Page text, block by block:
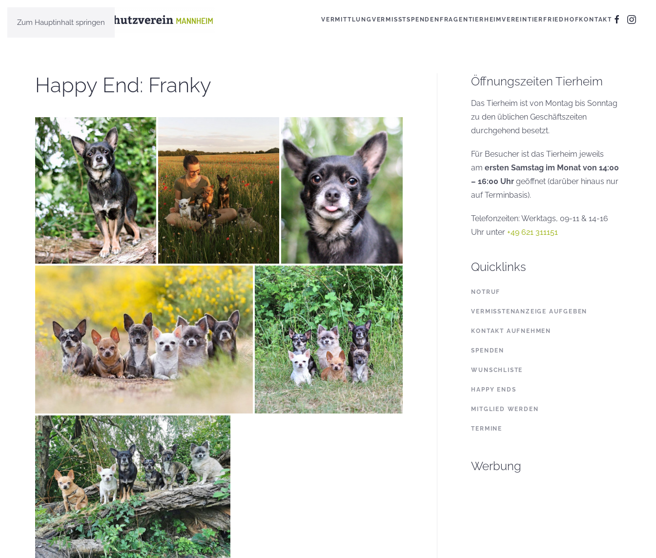
Zum Hauptinhalt springen VERMITTLUNGVERMISSTSPENDEN FRAGENTIERHEIMVEREINTIERFRIEDHOFKONTAKT
Happy End: Franky Öffnungszeiten Tierheim
Das Tierheim ist von Montag bis Sonntag
zu den üblichen Geschäftszeiten
durchgehend besetzt.
Für Besucher ist das Tierheim jeweils
amersten Samstag im Monat von 14:00
– 16:00 Uhr geöffnet (darüber hinaus nur
auf Terminbasis).
Telefonzeiten: Werktags, 09-11 & 14-16
Uhr unter+49 621 311151
Quicklinks
NOTRUF
VERMISSTENANZEIGE AUFGEBEN
KONTAKT AUFNEHMEN
SPENDEN
WUNSCHLISTE
HAPPY ENDS
MITGLIED WERDEN
TERMINE
Werbung